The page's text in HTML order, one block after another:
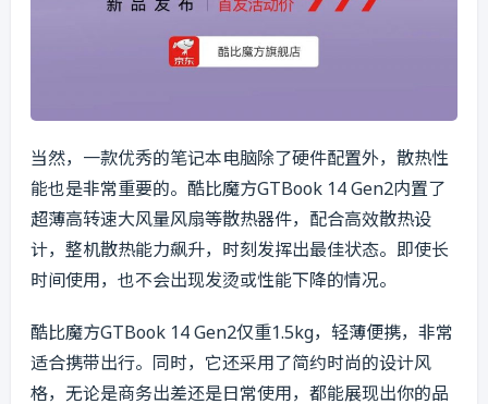
当然，一款优秀的笔记本电脑除了硬件配置外，散热性
能也是非常重要的。酷比魔方GTBook 14 Gen2内置了
超薄高转速大风量风扇等散热器件，配合高效散热设
计，整机散热能力飙升，时刻发挥出最佳状态。即使长
时间使用，也不会出现发烫或性能下降的情况。
酷比魔方GTBook 14 Gen2仅重1.5kg，轻薄便携，非常
适合携带出行。同时，它还采用了简约时尚的设计风
格，无论是商务出差还是日常使用，都能展现出你的品